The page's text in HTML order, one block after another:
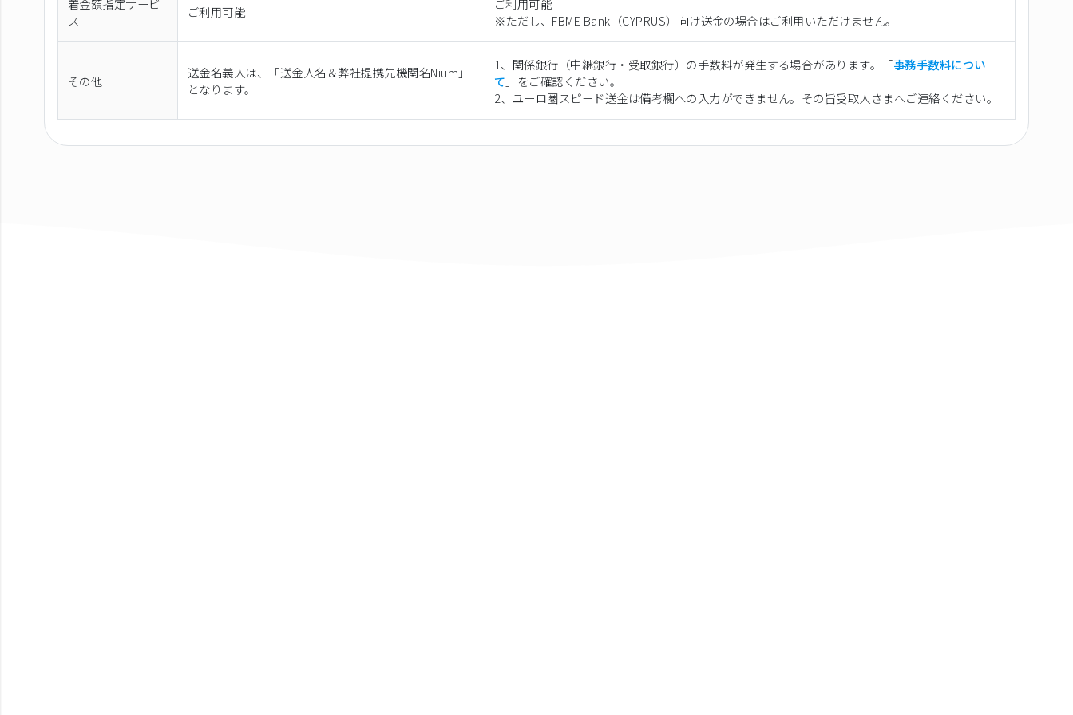
ス
ご利用可能
※ただし、FBME Bank（CYPRUS）向け送金の場合はご利用いただけません。
その他
送金名義人は、「送金人名＆弊社提携先機関名Nium」
となります。
1、関係銀行（中継銀行・受取銀行）の手数料が発生する場合があります。「事務手数料につい
て 」をご確認ください。
2、ユーロ圏スピード送金は備考欄への入力ができません。その旨受取人さまへご連絡ください。